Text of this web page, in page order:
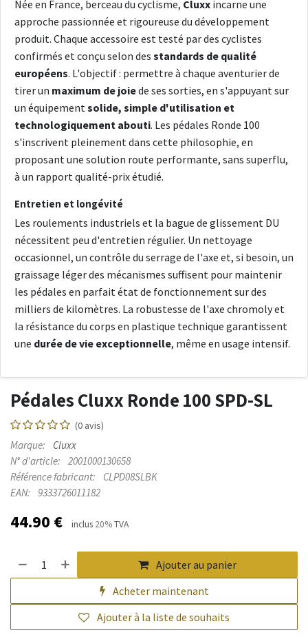
Née en France, berceau du cyclisme, Cluxx incarne une
approche passionnée et rigoureuse du développement
produit. Chaque accessoire est testé par des cyclistes
confirmés et conçu selon des standards de qualité
européens. L'objectif : permettre à chaque aventurier de
tirer un maximum de joiede ses sorties, en s'appuyant sur
un équipementsolide, simple d'utilisation et
technologiquement abouti. Les pédales Ronde 100
s'inscrivent pleinement dans cette philosophie, en
proposant une solution route performante, sans superflu,
à un rapport qualité-prix étudié.
Entretien et longévité
Les roulements industriels et la bague de glissement DU
nécessitent peu d'entretien régulier. Un nettoyage
occasionnel, un contrôle du serrage de l'axe et, si besoin, un
graissage léger des mécanismes suffisent pour maintenir
les pédales en parfait état de fonctionnement sur des
milliers de kilomètres. La robustesse de l'axe chromoly et
la résistance du corps en plastique technique garantissent
une durée de vie exceptionnelle, même en usage intensif.
Pédales Cluxx Ronde 100 SPD-SL
(0 avis)
Marque:
Cluxx
N° d'article:
2001000130658
Référence fabricant:
CLPD08SLBK
EAN:
9333726011182
44.90 € inclus 20%TVA
Ajouter au panier
Acheter maintenant
Ajouter à la liste de souhaits